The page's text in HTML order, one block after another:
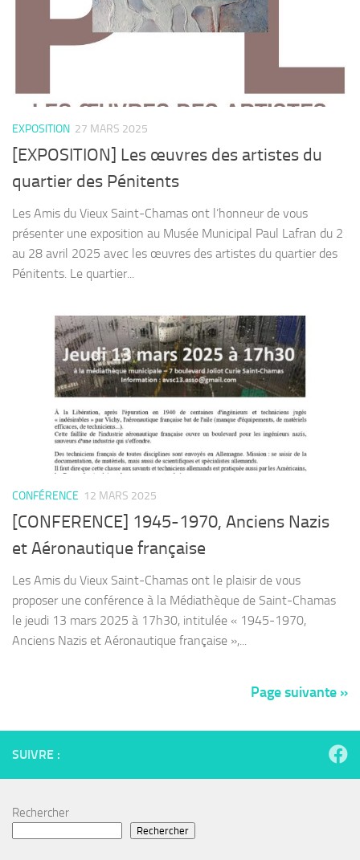
EXPOSITION 27 MARS 2025
[EXPOSITION] Les œuvres des artistes du
quartier des Pénitents
Les Amis du Vieux Saint-Chamas ont l’honneur de vous
présenter une exposition au Musée Municipal Paul Lafran du 2
au 28 avril 2025 avec les œuvres des artistes du quartier des
Pénitents. Le quartier...
CONFÉRENCE 12 MARS 2025
[CONFERENCE] 1945-1970, Anciens Nazis
et Aéronautique française
Les Amis du Vieux Saint-Chamas ont le plaisir de vous
proposer une conférence à la Médiathèque de Saint-Chamas
le jeudi 13 mars 2025 à 17h30, intitulée « 1945-1970,
Anciens Nazis et Aéronautique française »,...
Page suivante »
SUIVRE :
Rechercher
Rechercher